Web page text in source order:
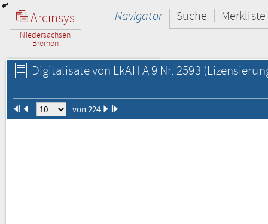
Arcinsys
Niedersachsen
Bremen
Navigator Suche Merkliste
Digitalisate von LkAH A 9 Nr. 2593
von 224